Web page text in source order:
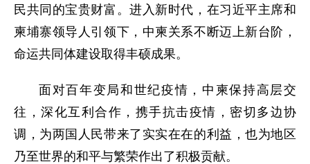
民共同的宝贵财富。进入新时代，在习近平主席和
柬埔寨领导人引领下，中柬关系不断迈上新台阶，
命运共同体建设取得丰硕成果。
面对百年变局和世纪疫情，中柬保持高层交
往，深化互利合作，携手抗击疫情，密切多边协
调，为两国人民带来了实实在在的利益，也为地区
乃至世界的和平与繁荣作出了积极贡献。